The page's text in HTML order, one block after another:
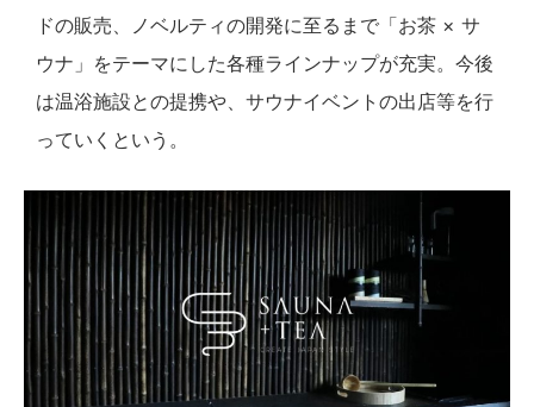
ドの販売、ノベルティの開発に至るまで「お茶 × サ
ウナ」をテーマにした各種ラインナップが充実。今後
は温浴施設との提携や、サウナイベントの出店等を行
っていくという。